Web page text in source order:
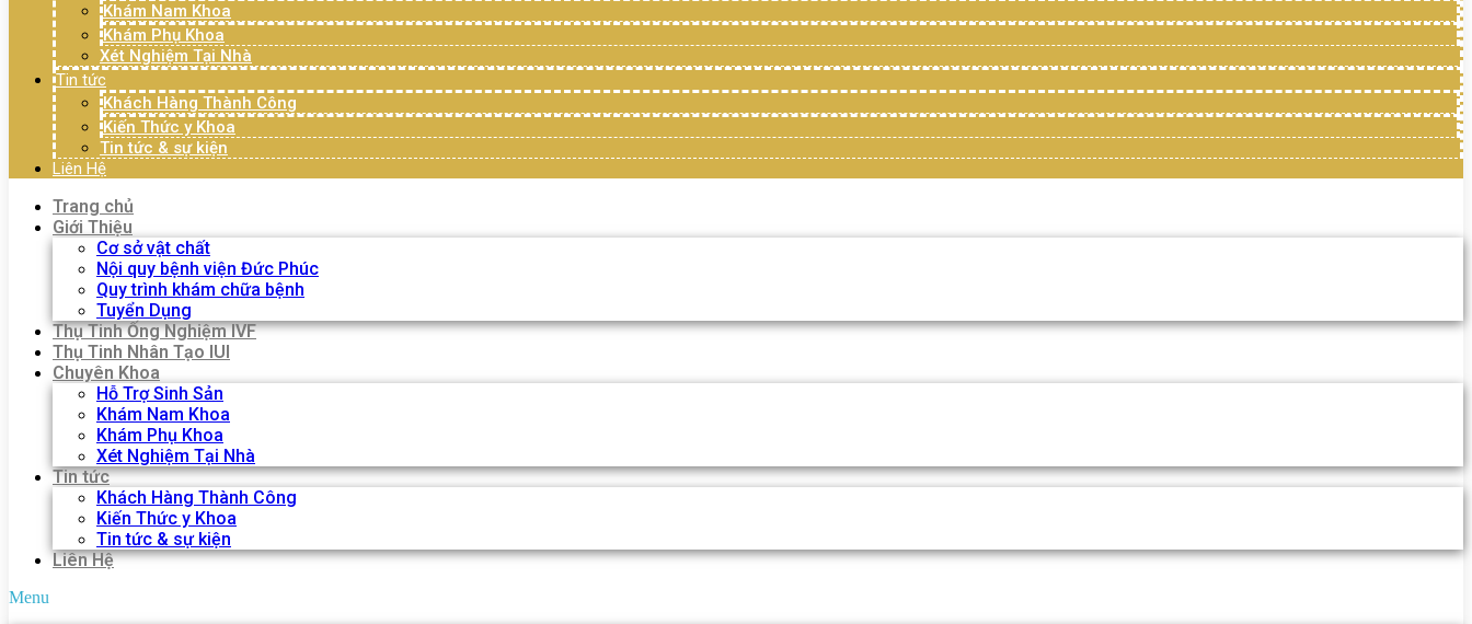
Khám Nam Khoa
Khám Phụ Khoa
Xét Nghiệm Tại Nhà
Tin tức
Khách Hàng Thành Công
Kiến Thức y Khoa
Tin tức & sự kiện
Liên Hệ
Trang chủ
Giới Thiệu
Cơ sở vật chất
Nội quy bệnh viện Đức Phúc
Quy trình khám chữa bệnh
Tuyển Dụng
Thụ Tinh Ống Nghiệm IVF
Thụ Tinh Nhân Tạo IUI
Chuyên Khoa
Hỗ Trợ Sinh Sản
Khám Nam Khoa
Khám Phụ Khoa
Xét Nghiệm Tại Nhà
Tin tức
Khách Hàng Thành Công
Kiến Thức y Khoa
Tin tức & sự kiện
Liên Hệ
Menu